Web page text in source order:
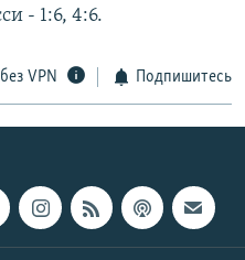
- 1:6, 4:6.
VPN Подпишитесь